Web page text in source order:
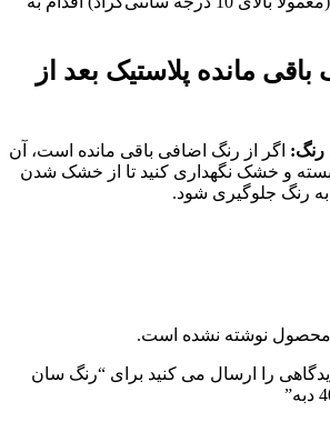
مانده پلاستیک بعد از
رنگ: اگر از رنگ اضافی باقی مانده است، آن
و خشک نگهداری کنید تا از خشک شدن
رنگ جلوگیری شود.
محصول نوشته نشده است.
را ارسال می کنید برای “رنگ سان